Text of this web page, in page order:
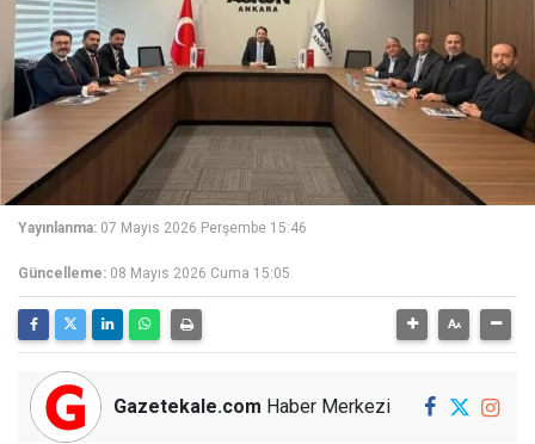
Yayınlanma: 07 Mayıs 2026 Perşembe 15:46
Güncelleme: 08 Mayıs 2026 Cuma 15:05
Gazetekale.com Haber Merkezi